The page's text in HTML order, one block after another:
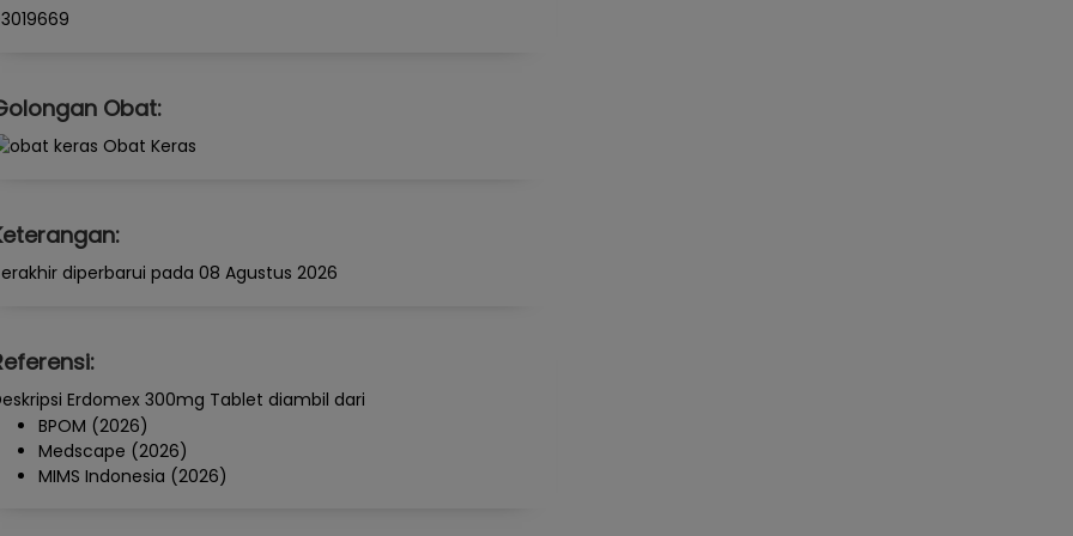
Obat:
Obat Keras
diperbarui pada 08 Agustus 2026
Erdomex 300mg Tablet diambil dari
BPOM (2026)
Medscape (2026)
MIMS Indonesia (2026)